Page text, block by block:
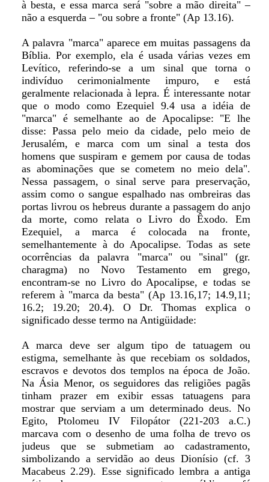
à besta, e essa marca será "sobre a mão direita" –
não a esquerda – "ou sobre a fronte" (Ap 13.16).
A palavra "marca" aparece em muitas passagens da
Bíblia. Por exemplo, ela é usada várias vezes em
Levítico, referindo-se a um sinal que torna o
indivíduo cerimonialmente impuro, e está
geralmente relacionada à lepra. É interessante notar
que o modo como Ezequiel 9.4 usa a idéia de
"marca" é semelhante ao de Apocalipse: "E lhe
disse: Passa pelo meio da cidade, pelo meio de
Jerusalém, e marca com um sinal a testa dos
homens que suspiram e gemem por causa de todas
as abominações que se cometem no meio dela".
Nessa passagem, o sinal serve para preservação,
assim como o sangue espalhado nas ombreiras das
portas livrou os hebreus durante a passagem do anjo
da morte, como relata o Livro do Êxodo. Em
Ezequiel, a marca é colocada na fronte,
semelhantemente à do Apocalipse. Todas as sete
ocorrências da palavra "marca" ou "sinal" (gr.
charagma) no Novo Testamento em grego,
encontram-se no Livro do Apocalipse, e todas se
referem à "marca da besta" (Ap 13.16,17; 14.9,11;
16.2; 19.20; 20.4). O Dr. Thomas explica o
significado desse termo na Antigüidade:
A marca deve ser algum tipo de tatuagem ou
estigma, semelhante às que recebiam os soldados,
escravos e devotos dos templos na época de João.
Na Ásia Menor, os seguidores das religiões pagãs
tinham prazer em exibir essas tatuagens para
mostrar que serviam a um determinado deus. No
Egito, Ptolomeu IV Filopátor (221-203 a.C.)
marcava com o desenho de uma folha de trevo os
judeus que se submetiam ao cadastramento,
simbolizando a servidão ao deus Dionísio (cf. 3
Macabeus 2.29). Esse significado lembra a antiga